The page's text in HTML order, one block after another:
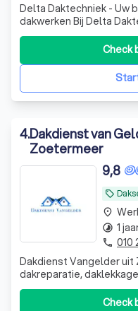
Delta Daktechniek - Uw
dakwerken Bij Delta Daktechniek staan kwaliteit,
betrouwbaarheid en
meer dan 15 jaar
particuliere en zakelijke
oplossingen voor ieder
Check
4.Dakdienst van
Zoetermeer
local_offer
9,8
Dakdienst Vangelder
dakreparatie,
dakonderhoud. Snel ter
betrouwbare serviceCheck
place
timelapse 1
phone 010